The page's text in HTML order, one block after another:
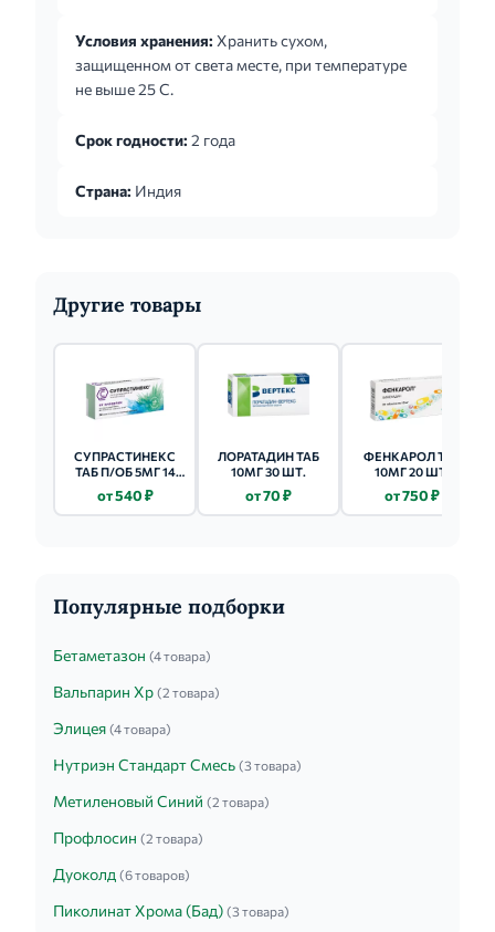
таблетка) 1 раз в день. У пациентов со
сниженной функцией почек (клиренс
креатинина 30-49 мл/мин) назначают 5 мг/сут
Условия хранения: Хранить сухом,
защищенном от света месте, при температуре
не выше 25 C.
Срок годности: 2 года
Страна: Индия
Другие товары
СУПРАСТИНЕКС
ТАБ П/ОБ 5МГ 14
от 540 ₽
ЛОРАТАДИН ТАБ
10МГ 30 ШТ.
от 70 ₽
ФЕНКАРОЛ ТАБ
10МГ 20 ШТ.
от 750 ₽
Популярные подборки
Бетаметазон (4 товара)
Вальпарин Хр (2 товара)
Элицея (4 товара)
Нутриэн Стандарт Смесь (3 товара)
Метиленовый Синий (2 товара)
Профлосин (2 товара)
Дуоколд (6 товаров)
Пиколинат Хрома (Бад) (3 товара)